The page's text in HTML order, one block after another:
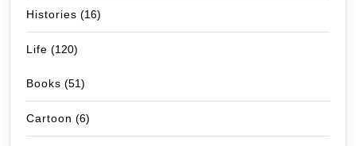
Histories (16)
Life (120)
Books (51)
Cartoon (6)